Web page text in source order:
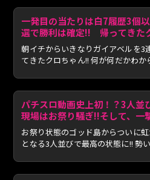
一発目の当たりは白7履歴3個
選で勝利は確定!! 帰ってき
朝イチからいきなりガイアベルを3
てきたクロちゃん!! 何が何だかわ
パチスロ動画史上初！？3人並
現場はお祭り騒ぎ!!そして、一
か！？ おっさんずスロ 第
お祭り状態のゴッド島からついに
となる3人並びで最高の状態に!! 勢